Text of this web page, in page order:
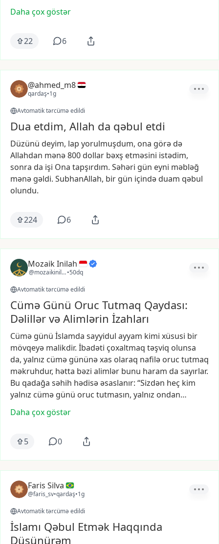
Daha çox göstər
22 6
@ahmed_m8
qardaş•1g
Avtomatik tərcümə edildi
Dua etdim, Allah da qəbul etdi
Düzünü deyim, lap yorulmuşdum, ona görə də
Allahdan mənə800 dollar bəxş etməsini istədim,
sonra da işi Ona tapşırdım. Səhəri gün eyni məbləğ
mənə gəldi. SubhanAllah, bir gün içində duam qəbul
olundu.
224 6
Mozaik Inilah
@mozaikinilah•50dq
Avtomatik tərcümə edildi
Cümə Günü Oruc Tutmaq Qaydası:
Dəlillər və Alimlərin İzahları
Cümə günü İslamda sayyidul ayyam kimi xüsusi bir
mövqeyə malikdir. İbadəti çoxaltmaq təşviq olunsa
da, yalnız cümə gününəxas olaraq nafilə oruc tutmaq
məkruhdur, hətta bəzi alimlər bunu haram da sayırlar.
Bu qadağa səhih hədisəəsaslanır: “Sizdən heç kim
yalnız cümə günü oruc tutmasın, yalnız ondan…
Daha çox göstər
5 0
Faris Silva
@faris_sv•qardaş•1g
Avtomatik tərcümə edildi
İslamı Qəbul Etmək Haqqında
Düşünürəm